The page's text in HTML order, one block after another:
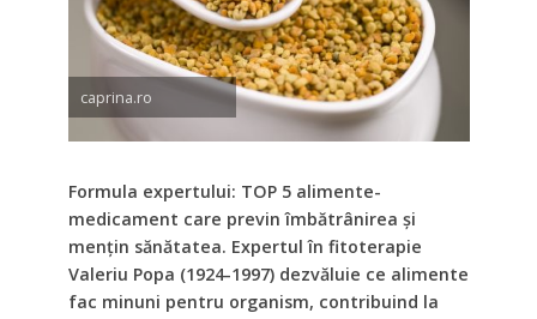
caprina.ro
Formula expertului: TOP 5 alimente-
medicament care previn îmbătrânirea și
mențin sănătatea. Expertul în fitoterapie
Valeriu Popa (1924-1997) dezvăluie ce alimente
fac minuni pentru organism, contribuind la